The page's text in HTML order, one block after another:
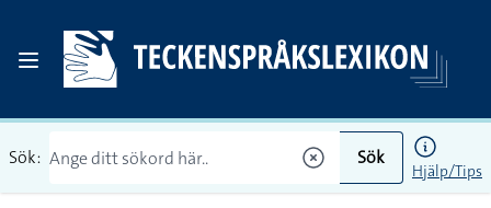
Sök: Sök
Hjälp/Tips